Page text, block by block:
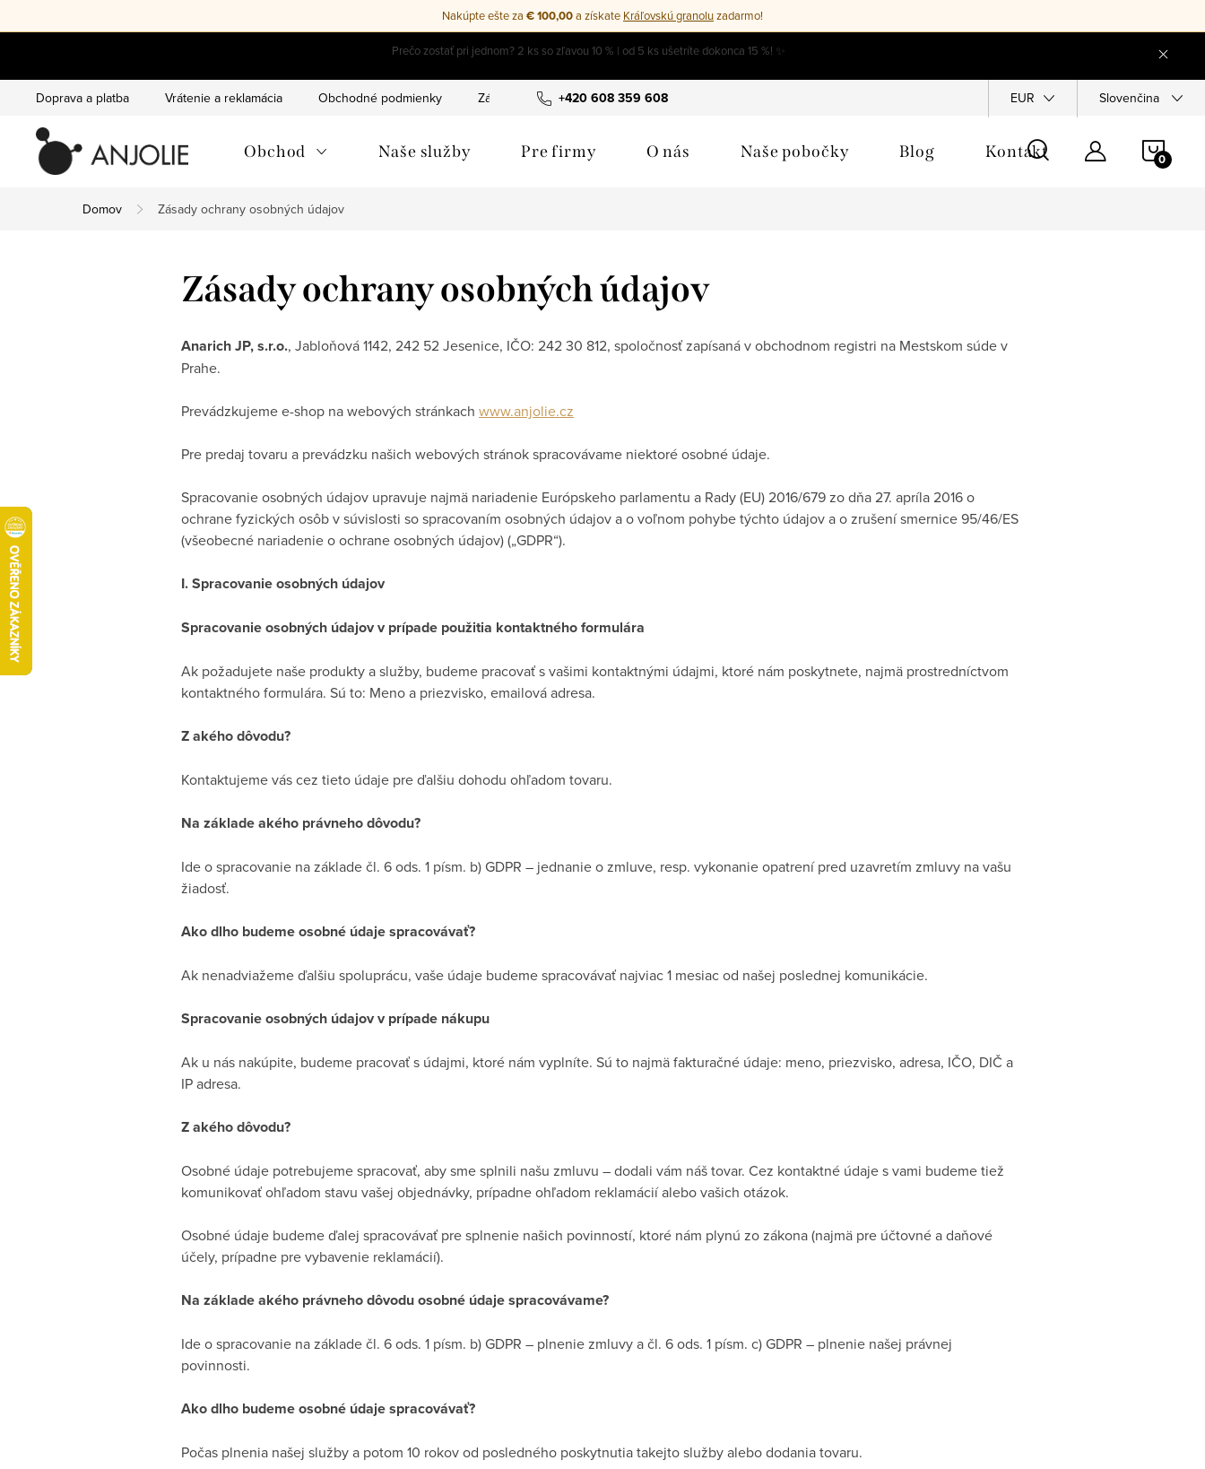
na
Nakúpte ešte za € 100,00a získate Kráľovskú granoluzadarmo!
Doprava zdarma na všetko
+420 608 359 608
Doprava a platba Vrátenie a reklamácia Obchodné podmienky Zásady ochrany osobných údajov EUR Slovenčina
Obchod Naše služby Pre firmy O nás Naše pobočky Blog Kontakt
Domov Zásady ochrany osobných údajov
Zásady ochrany osobných údajov
Anarich JP, s.r.o., Jabloňová 1142, 242 52 Jesenice, IČO: 242 30 812, spoločnosť zapísaná v obchodnom registri na Mestskom súde v
Prahe.
Prevádzkujeme e-shop na webových stránkach www.anjolie.cz
Pre predaj tovaru a prevádzku našich webových stránok spracovávame niektoré osobné údaje.
Spracovanie osobných údajov upravuje najmä nariadenie Európskeho parlamentu a Rady (EU) 2016/679 zo dňa 27. apríla 2016 o
ochrane fyzických osôb v súvislosti so spracovaním osobných údajov a o voľnom pohybe týchto údajov a o zrušení smernice 95/46/ES
(všeobecné nariadenie o ochrane osobných údajov) („GDPR“).
I. Spracovanie osobných údajov
Spracovanie osobných údajov v prípade použitia kontaktného formulára
Ak požadujete naše produkty a služby, budeme pracovať s vašimi kontaktnými údajmi, ktoré nám poskytnete, najmä prostredníctvom
kontaktného formulára. Sú to: Meno a priezvisko, emailová adresa.
Z akého dôvodu?
Kontaktujeme vás cez tieto údaje pre ďalšiu dohodu ohľadom tovaru.
Na základe akého právneho dôvodu?
Ide o spracovanie na základe čl. 6 ods. 1 písm. b) GDPR – jednanie o zmluve, resp. vykonanie opatrení pred uzavretím zmluvy na vašu
žiadosť.
Ako dlho budeme osobné údaje spracovávať?
Ak nenadviažeme ďalšiu spoluprácu, vaše údaje budeme spracovávať najviac 1 mesiac od našej poslednej komunikácie.
Spracovanie osobných údajov v prípade nákupu
Ak u nás nakúpite, budeme pracovať s údajmi, ktoré nám vyplníte. Sú to najmä fakturačné údaje: meno, priezvisko, adresa, IČO, DIČ a
IP adresa.
Z akého dôvodu?
Osobné údaje potrebujeme spracovať, aby sme splnili našu zmluvu – dodali vám náš tovar. Cez kontaktné údaje s vami budeme tiež
komunikovať ohľadom stavu vašej objednávky, prípadne ohľadom reklamácií alebo vašich otázok.
Osobné údaje budeme ďalej spracovávať pre splnenie našich povinností, ktoré nám plynú zo zákona (najmä pre účtovné a daňové
účely, prípadne pre vybavenie reklamácií).
Na základe akého právneho dôvodu osobné údaje spracovávame?
Ide o spracovanie na základe čl. 6 ods. 1 písm. b) GDPR – plnenie zmluvy a čl. 6 ods. 1 písm. c) GDPR – plnenie našej právnej
povinnosti.
Ako dlho budeme osobné údaje spracovávať?
Počas plnenia našej služby a potom 10 rokov od posledného poskytnutia takejto služby alebo dodania tovaru.